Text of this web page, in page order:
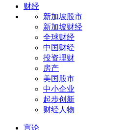
财经
新加坡股市
新加坡财经
全球财经
中国财经
投资理财
房产
美国股市
中小企业
起步创新
财经人物
言论